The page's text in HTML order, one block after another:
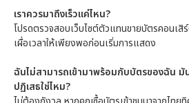
เราควรมาถึงเร็วแค่ไหน?
โปรดตรวจสอบเว็บไซต์ตัวแทนขายบัตรคอนเสิ
เผื่อเวลาให้เพียงพอก่อนเริ่มการแสดง
ฉันไม่สามารถเข้ามาพร้อมกับบัตรของฉัน มั
ปฏิเสธใช่ไหม?